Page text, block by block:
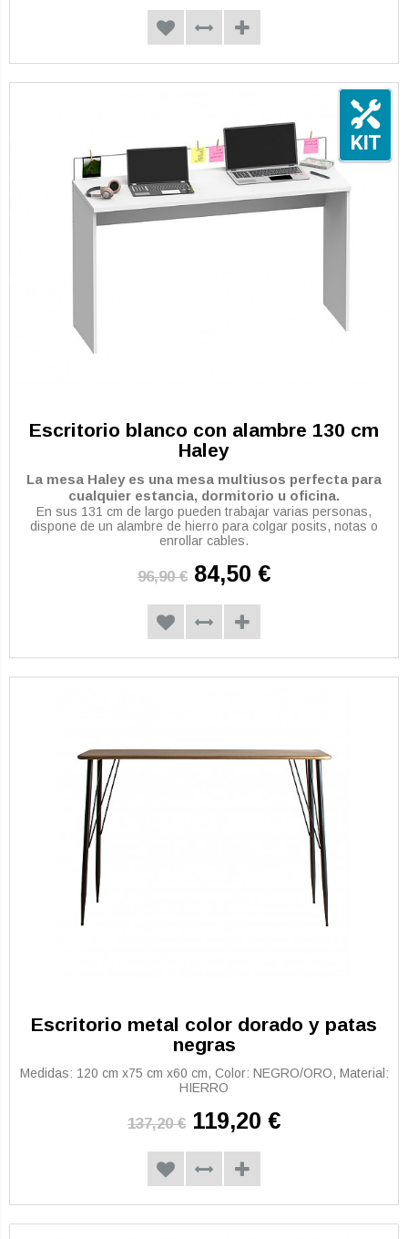
Escritorio blanco con alambre 130 cm
Haley
La mesa Haley es una mesa multiusos perfecta para
cualquier estancia, dormitorio u oficina.
En sus 131 cm de largo pueden trabajar varias personas,
dispone de un alambre de hierro para colgar posits, notas o
enrollar cables.
96,90 € 84,50 €
Escritorio metal color dorado y patas
negras
Medidas: 120 cm x75 cm x60 cm, Color: NEGRO/ORO, Material:
HIERRO
137,20 € 119,20 €